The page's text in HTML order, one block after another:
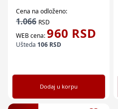
Cena na odloženo:
1.066 RSD
WEB cena:960 RSD
Ušteda 106 RSD
Dodaj u korpu